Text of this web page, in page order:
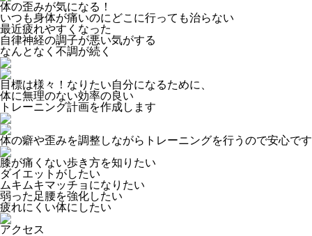
体の歪みが気になる！
いつも身体が痛いのにどこに行っても治らない
最近疲れやすくなった
自律神経の調子が悪い気がする
なんとなく不調が続く
目標は様々！なりたい自分になるために、
体に無理のない効率の良い
トレーニング計画を作成します
体の癖や歪みを調整しながらトレーニングを行うので安心です
膝が痛くない歩き方を知りたい
ダイエットがしたい
ムキムキマッチョになりたい
弱った足腰を強化したい
疲れにくい体にしたい
アクセス